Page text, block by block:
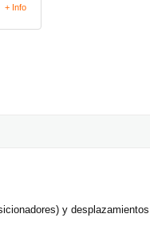
+ Info
y